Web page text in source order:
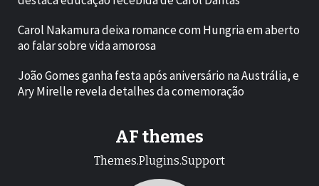
Carol Nakamura deixa romance com Hungria em aberto
ao falar sobre vida amorosa
João Gomes ganha festa após aniversário na Austrália, e
Ary Mirelle revela detalhes da comemoração
AF themes
Themes.Plugins.Support